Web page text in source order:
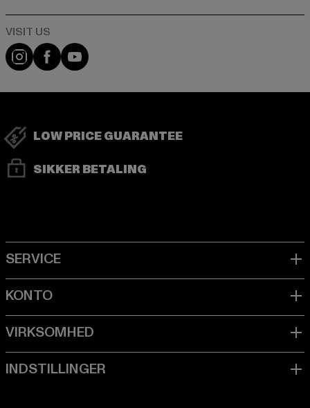
Visit our Instagram page:
Visit our Facebook page:
Visit our YouTube channel:
LOW PRICE GUARANTEE
SIKKER BETALING